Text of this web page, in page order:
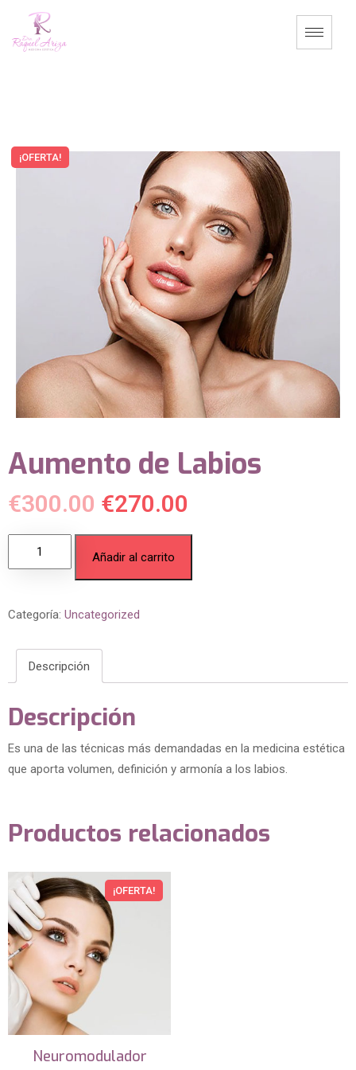
¡OFERTA!
Aumento de Labios
€300.00 €270.00
Añadir al carrito
Categoría: Uncategorized
Descripción
Descripción
Es una de las técnicas más demandadas en la medicina estética
que aporta volumen, definición y armonía a los labios.
Productos relacionados
¡OFERTA!
Neuromodulador